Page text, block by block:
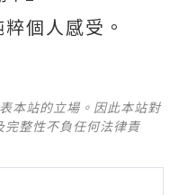
個人感受。
本站的立場。因此本站對
整性不負任何法律責